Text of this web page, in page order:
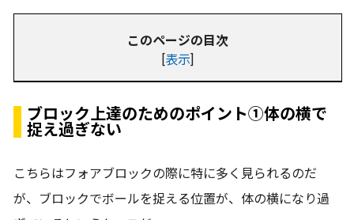
このページの目次
[表示]
ブロック上達のためのポイント①体の横で
捉え過ぎない
こちらはフォアブロックの際に特に多く見られるのだ
が、ブロックでボールを捉える位置が、体の横になり過